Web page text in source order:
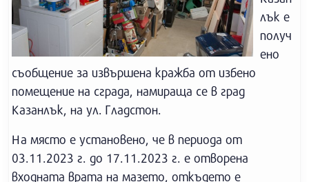
лък е
получ
ено
съобщение за извършена кражба от избено
помещение на сграда, намираща се в град
Казанлък, на ул. Гладстон.
На място е установено, че в периода от
03.11.2023 г. до 17.11.2023 г. е отворена
входната врата на мазето, откъдето е